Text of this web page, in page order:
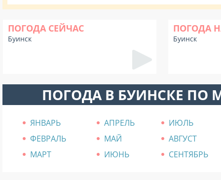
ПОГОДА СЕЙЧАС
Буинск
ПОГОДА
Буинск
ПОГОДА В БУИНСКЕ ПО
ЯНВАРЬ АПРЕЛЬ
ИЮЛЬ
ФЕВРАЛЬ
МАЙ
АВГУСТ
МАРТ
ИЮНЬ СЕНТЯБРЬ